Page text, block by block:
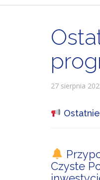
27 sierpnia
Czyste